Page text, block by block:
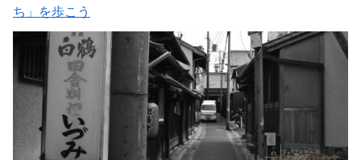
ち」を歩こう